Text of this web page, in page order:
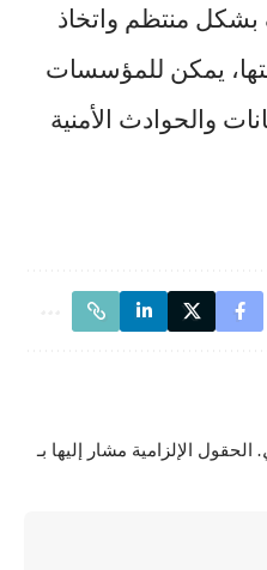
بشكل منتظم واتخاذ
يمكن للمؤسسات
والحوادث الأمنية
الحقول الإلزامية مشار إليها بـ